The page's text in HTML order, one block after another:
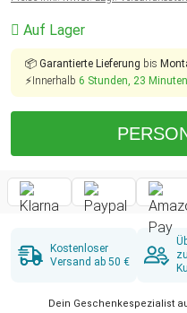
Auf Lager
📦 Garantierte Lieferung bis
⚡Innerhalb 6 Stunden, 23
Kostenloser
Versand ab 50 €
Dein Geschenkespezialist